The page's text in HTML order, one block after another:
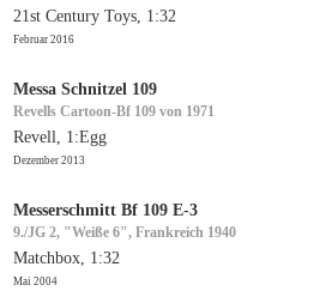
21st Century Toys, 1:32
Februar 2016
Messa Schnitzel 109
Revells Cartoon-Bf 109 von 1971
Revell, 1:Egg
Dezember 2013
Messerschmitt Bf 109 E-3
9./JG 2, "Weiße 6", Frankreich 1940
Matchbox, 1:32
Mai 2004